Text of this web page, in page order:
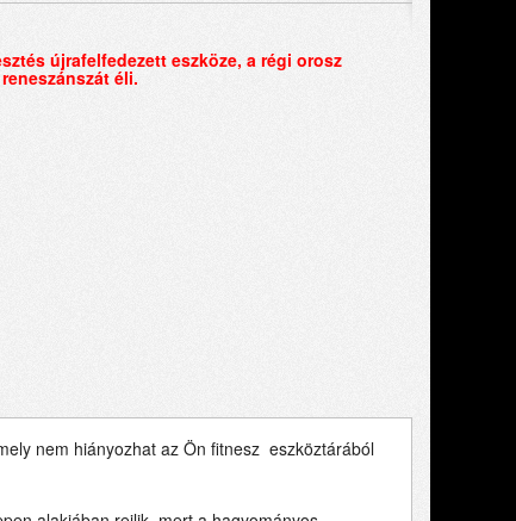
újrafelfedezett eszköze, a régi orosz
éli.
nem hiányozhat az Ön fitnesz eszköztárából